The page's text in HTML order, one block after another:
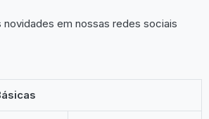
novidades em nossas redes sociais